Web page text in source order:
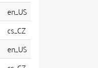
en_US
cs_CZ
en_US